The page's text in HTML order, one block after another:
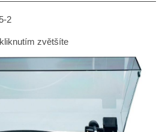
2
kliknutím zvětšíte